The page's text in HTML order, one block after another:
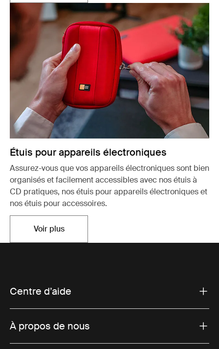
Étuis pour appareils électroniques
Assurez-vous que vos appareils électroniques sont bien
organisés et facilement accessibles avec nos étuis à
CD pratiques, nos étuis pour appareils électroniques et
nos étuis pour accessoires.
Voir plusOuvre dans un nouvel onglet
Centre d’aide
À propos de nous